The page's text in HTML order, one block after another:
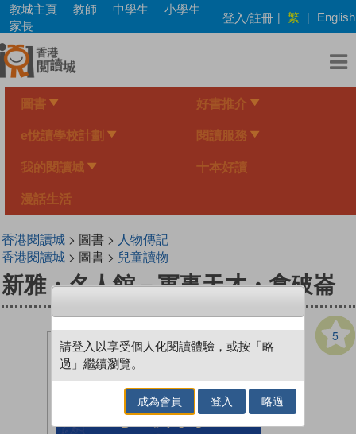
Skip
main
content
教城主頁 教師 中學生
小學生
家長
登入/註冊 | 繁 | English
圖書 好書推介
e悅讀學校計劃 閱讀服務
我的閱讀城 十本好讀
漫話生活
香港閱讀城> 圖書 > 人物傳記
香港閱讀城> 圖書 > 兒童讀物
新雅・名人館－軍事天才・拿破崙
5
請登入以享受個人化閱讀體驗，或按「略
過」繼續瀏覽。
成為會員 登入 略過